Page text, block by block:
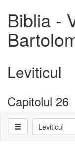
Biblia -
Leviticul
Capitolul 26
Leviticul